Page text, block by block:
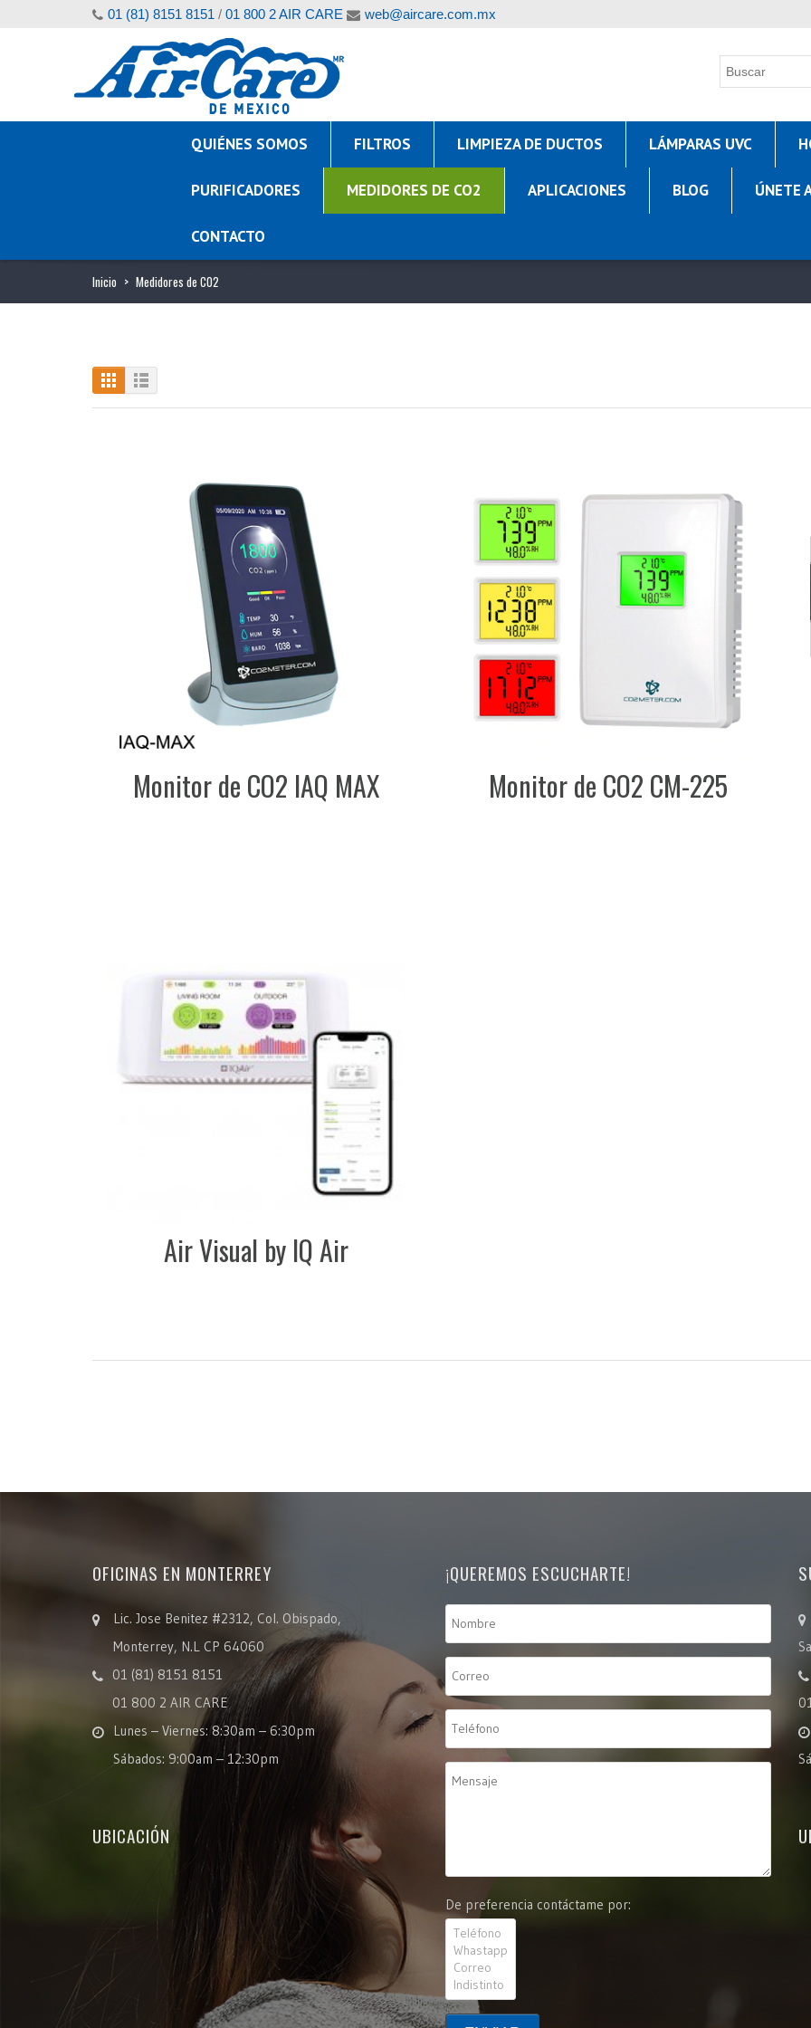
01 (81) 8151 8151 / 01 800 2 AIR CARE web@aircare.com.mx
QUIÉNES SOMOS FILTROS LIMPIEZA DE DUCTOS LÁMPARAS UVC
PURIFICADORES MEDIDORES DE CO2 APLICACIONES BLOG ÚNETE
CONTACTO
Inicio > Medidores de CO2
Monitor de CO2 IAQ MAX Monitor de CO2 CM-225
Air Visual by IQ Air
OFICINAS EN MONTERREY
Lic. Jose Benitez #2312, Col. Obispado,
Monterrey, N.L CP 64060
01 (81) 8151 8151
01 800 2 AIR CARE
Lunes – Viernes: 8:30am – 6:30pm
Sábados: 9:00am – 12:30pm
UBICACIÓN
¡QUEREMOS ESCUCHARTE!
De preferencia contáctame por: